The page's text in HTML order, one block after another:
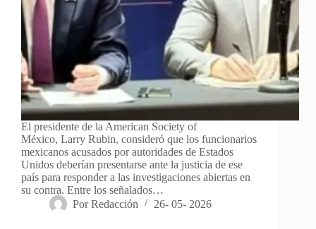
El presidente de la American Society of
México, Larry Rubin, consideró que los funcionarios
mexicanos acusados por autoridades de Estados
Unidos deberían presentarse ante la justicia de ese
país para responder a las investigaciones abiertas en
su contra. Entre los señalados…
Por Redacción 26- 05- 2026